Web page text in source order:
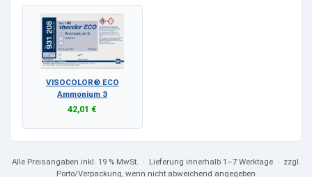
VISOCOLOR® ECO
Ammonium 3
42,01 €
Alle Preisangaben inkl. 19 % MwSt.
· Lieferung innerhalb 1–7 Werktage · zzgl.
Porto/Verpackung, wenn nicht abweichend angegeben